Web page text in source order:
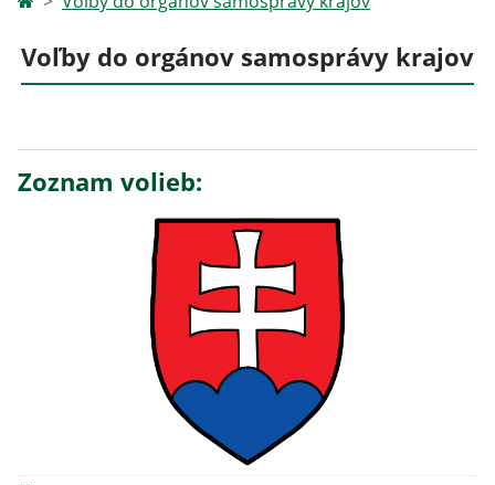
Voľby do orgánov samosprávy krajov
Zoznam volieb: